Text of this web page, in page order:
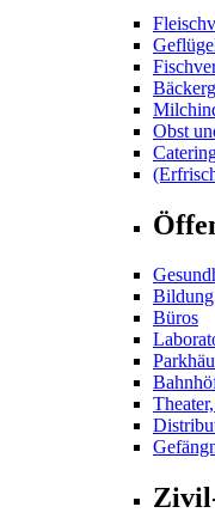
Obst
Bildung
Büros